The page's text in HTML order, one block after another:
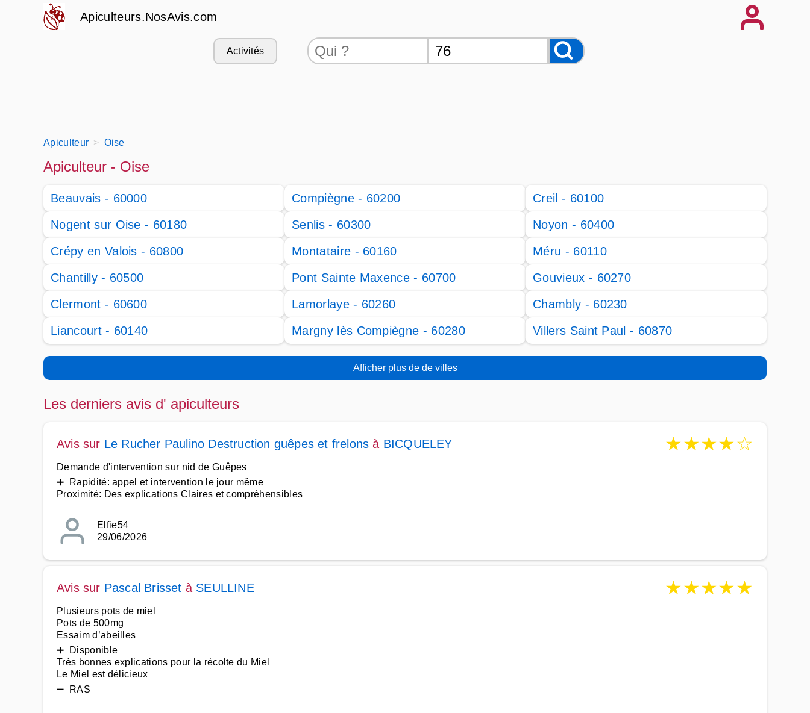
Apiculteurs.NosAvis.com
Activités
Apiculteur Oise
Apiculteur - Oise
Beauvais - 60000 Compiègne - 60200
Creil - 60100
Nogent sur Oise - 60180
Senlis - 60300
Noyon - 60400
Crépy en Valois - 60800
Montataire - 60160
Méru - 60110
Chantilly - 60500
Pont Sainte Maxence - 60700
Gouvieux - 60270
Clermont - 60600
Lamorlaye - 60260
Chambly - 60230
Liancourt - 60140
Margny lès Compiègne - 60280 Villers Saint Paul - 60870
Afficher plus de de villes
Les derniers avis d' apiculteurs
Avis sur Le Rucher Paulino Destruction guêpes et frelons à BICQUELEY ★★★★☆
Demande d'intervention sur nid de Guêpes
➕ Rapidité: appel et intervention le jour même
Proximité: Des explications Claires et compréhensibles
Elfie54
29/06/2026
Avis sur Pascal Brisset à SEULLINE ★★★★★
Plusieurs pots de miel
Pots de 500mg
Essaim d’abeilles
➕ Disponible
Très bonnes explications pour la récolte du Miel
Le Miel est délicieux
➖ RAS